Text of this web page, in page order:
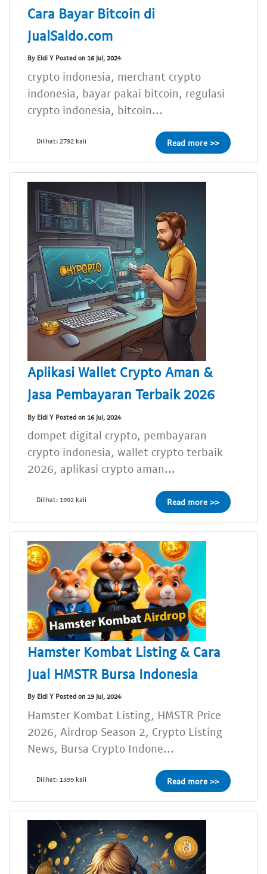
Cara Bayar Bitcoin di
JualSaldo.com
By Eldi Y Posted on 16 Jul, 2024
crypto indonesia, merchant crypto
indonesia, bayar pakai bitcoin, regulasi
crypto indonesia, bitcoin...
Dilihat: 2792 kali Read more >>
Aplikasi Wallet Crypto Aman &
Jasa Pembayaran Terbaik 2026
By Eldi Y Posted on 16 Jul, 2024
dompet digital crypto, pembayaran
crypto indonesia, wallet crypto terbaik
2026, aplikasi crypto aman...
Dilihat: 1992 kali Read more >>
Hamster Kombat Listing & Cara
Jual HMSTR Bursa Indonesia
By Eldi Y Posted on 19 Jul, 2024
Hamster Kombat Listing, HMSTR Price
2026, Airdrop Season 2, Crypto Listing
News, Bursa Crypto Indone...
Dilihat: 1399 kali Read more >>